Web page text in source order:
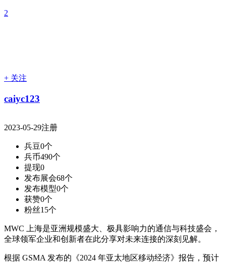
2
+ 关注
caiyc123
2023-05-29注册
兵豆0个
兵币490个
提现0
发布展会68个
发布模型0个
获赞0个
粉丝15个
MWC 上海是亚洲规模盛大、极具影响力的通信与科技盛会，
全球领军企业和创新者在此分享对未来连接的深刻见解。
根据 GSMA 发布的《2024 年亚太地区移动经济》报告，预计